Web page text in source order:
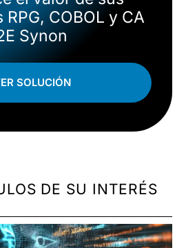
COBOL y CA
Synon
SOLUCIÓN
DE SU INTERÉS